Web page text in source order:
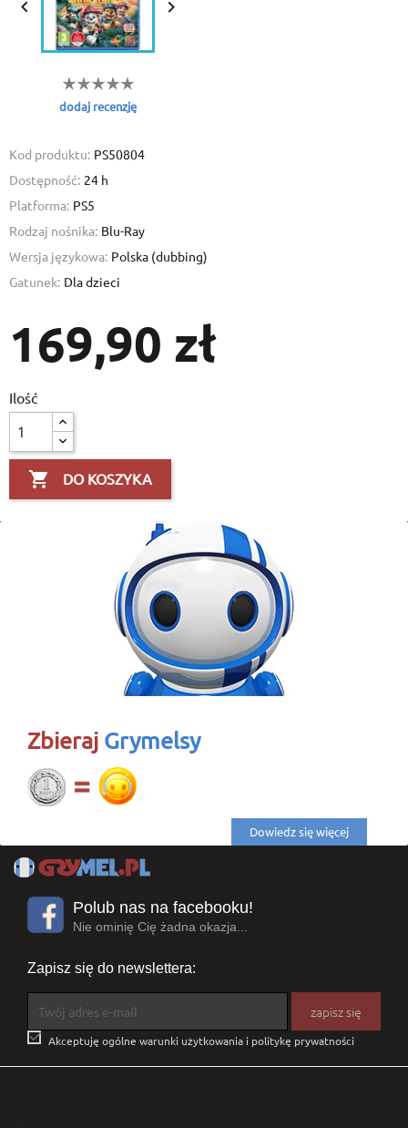
 
dodaj recenzję
Kod produktu: PS50804
Dostępność: 24 h
Platforma: PS5
Rodzaj nośnika: Blu-Ray
Wersja językowa: Polska (dubbing)
Gatunek: Dla dzieci
169,90 zł
Ilość
 DO KOSZYKA
Zbieraj Grymelsy
Dowiedz się więcej
Polub nas na facebooku!
Nie ominię Cię żadna okazja...
Zapisz się do newslettera:
 Akceptuję ogólne warunki użytkowania i politykę prywatności